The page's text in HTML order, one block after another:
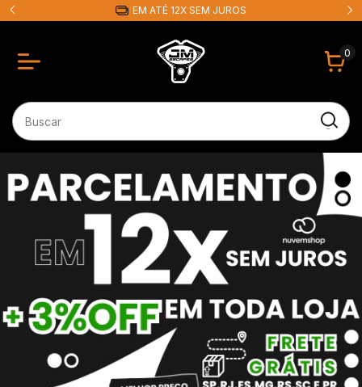
EM ATÉ 12X SEM JUROS
0